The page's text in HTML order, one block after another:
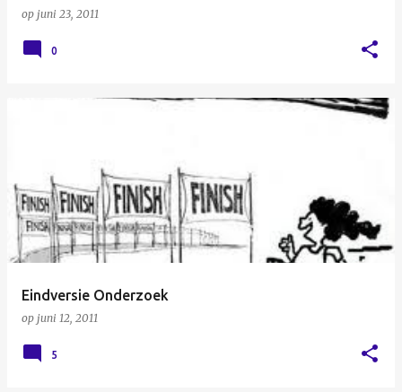
op juni 23, 2011
0
Eindversie Onderzoek
op juni 12, 2011
5